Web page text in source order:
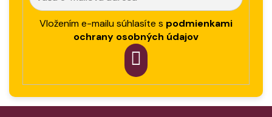
Vložením e-mailu súhlasíte s podmienkami
ochrany osobných údajov
PRIHLÁSIT
SA